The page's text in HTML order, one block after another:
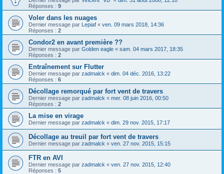
Réponses : 9
Voler dans les nuages
Dernier message par Lepiaf « ven. 09 mars 2018, 14:36
Réponses : 2
Condor2 en avant première ??
Dernier message par Golden eagle « sam. 04 mars 2017, 18:35
Réponses : 2
Entraînement sur Flutter
Dernier message par zadmalck « dim. 04 déc. 2016, 13:22
Réponses : 6
Décollage remorqué par fort vent de travers
Dernier message par zadmalck « mer. 08 juin 2016, 00:50
Réponses : 2
La mise en virage
Dernier message par zadmalck « dim. 29 nov. 2015, 17:17
Décollage au treuil par fort vent de travers
Dernier message par zadmalck « ven. 27 nov. 2015, 15:15
FTR en AVI
Dernier message par zadmalck « ven. 27 nov. 2015, 12:40
Réponses : 5